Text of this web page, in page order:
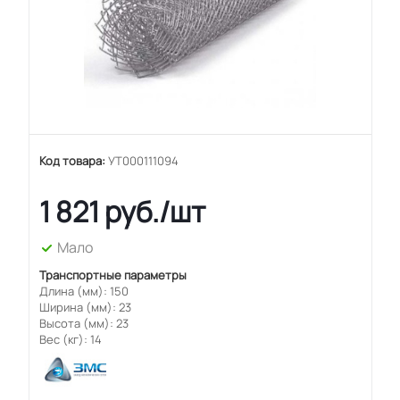
Код товара: УТ000111094
1 821 руб./шт
Мало
Транспортные параметры
Длина (мм): 150
Ширина (мм): 23
Высота (мм): 23
Вес (кг): 14